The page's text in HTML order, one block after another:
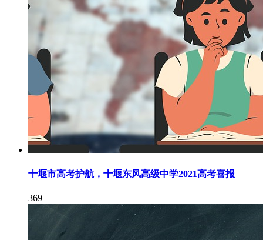
十堰市高考护航，十堰东风高级中学2021高考喜报
369